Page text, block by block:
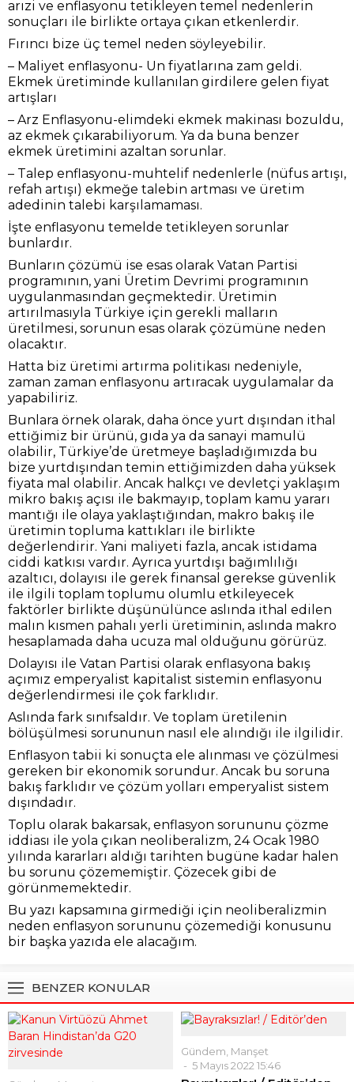
arızi ve enflasyonu tetikleyen temel nedenlerin
sonuçları ile birlikte ortaya çıkan etkenlerdir.
Fırıncı bize üç temel neden söyleyebilir.
– Maliyet enflasyonu- Un fiyatlarına zam geldi.
Ekmek üretiminde kullanılan girdilere gelen fiyat
artışları
– Arz Enflasyonu-elimdeki ekmek makinası bozuldu,
az ekmek çıkarabiliyorum. Ya da buna benzer
ekmek üretimini azaltan sorunlar.
– Talep enflasyonu-muhtelif nedenlerle (nüfus artışı,
refah artışı) ekmeğe talebin artması ve üretim
adedinin talebi karşılamaması.
İşte enflasyonu temelde tetikleyen sorunlar
bunlardır.
Bunların çözümü ise esas olarak Vatan Partisi
programının, yani Üretim Devrimi programının
uygulanmasından geçmektedir. Üretimin
artırılmasıyla Türkiye için gerekli malların
üretilmesi, sorunun esas olarak çözümüne neden
olacaktır.
Hatta biz üretimi artırma politikası nedeniyle,
zaman zaman enflasyonu artıracak uygulamalar da
yapabiliriz.
Bunlara örnek olarak, daha önce yurt dışından ithal
ettiğimiz bir ürünü, gıda ya da sanayi mamulü
olabilir, Türkiye’de üretmeye başladığımızda bu
bize yurtdışından temin ettiğimizden daha yüksek
fiyata mal olabilir. Ancak halkçı ve devletçi yaklaşım
mikro bakış açısı ile bakmayıp, toplam kamu yararı
mantığı ile olaya yaklaştığından, makro bakış ile
üretimin topluma kattıkları ile birlikte
değerlendirir. Yani maliyeti fazla, ancak istidama
ciddi katkısı vardır. Ayrıca yurtdışı bağımlılığı
azaltıcı, dolayısı ile gerek finansal gerekse güvenlik
ile ilgili toplam toplumu olumlu etkileyecek
faktörler birlikte düşünülünce aslında ithal edilen
malın kısmen pahalı yerli üretiminin, aslında makro
hesaplamada daha ucuza mal olduğunu görürüz.
Dolayısı ile Vatan Partisi olarak enflasyona bakış
açımız emperyalist kapitalist sistemin enflasyonu
değerlendirmesi ile çok farklıdır.
Aslında fark sınıfsaldır. Ve toplam üretilenin
bölüşülmesi sorununun nasıl ele alındığı ile ilgilidir.
Enflasyon tabii ki sonuçta ele alınması ve çözülmesi
gereken bir ekonomik sorundur. Ancak bu soruna
bakış farklıdır ve çözüm yolları emperyalist sistem
dışındadır.
Toplu olarak bakarsak, enflasyon sorununu çözme
iddiası ile yola çıkan neoliberalizm, 24 Ocak 1980
yılında kararları aldığı tarihten bugüne kadar halen
bu sorunu çözememiştir. Çözecek gibi de
görünmemektedir.
Bu yazı kapsamına girmediği için neoliberalizmin
neden enflasyon sorununu çözemediği konusunu
bir başka yazıda ele alacağım.
BENZER KONULAR
Gündem Manşet
5 Mayıs 2022 15:46